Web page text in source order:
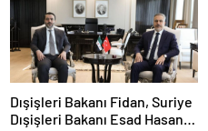
Dışişleri Bakanı Fidan, Suriye
Dışişleri Bakanı Esad Hasan